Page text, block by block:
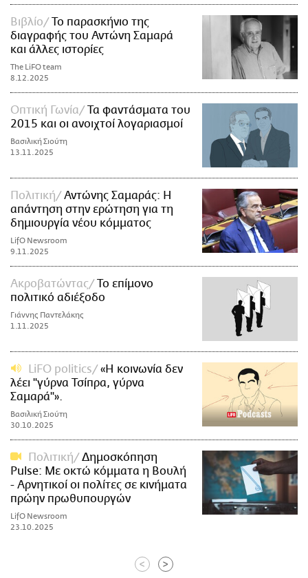
Βιβλίο
Το παρασκήνιο της
διαγραφής του Αντώνη Σαμαρά
και άλλες ιστορίες
The LiFO team
8.12.2025
Οπτική Γωνία
Τα φαντάσματα του
2015 και οι ανοιχτοί λογαριασμοί
Βασιλική Σιούτη
13.11.2025
Πολιτική
Αντώνης Σαμαράς: Η
απάντηση στην ερώτηση για τη
δημιουργία νέου κόμματος
LifO Newsroom
9.11.2025
Ακροβατώντας
Το επίμονο
πολιτικό αδιέξοδο
Γιάννης Παντελάκης
1.11.2025
LiFO politics
«H κοινωνία δεν
λέει "γύρνα Τσίπρα, γύρνα
Σαμαρά"».
Βασιλική Σιούτη
30.10.2025
Πολιτική
Δημοσκόπηση
Pulse: Με οκτώ κόμματα η Βουλή
- Αρνητικοί οι πολίτες σε κινήματα
πρώην πρωθυπουργών
LifO Newsroom
23.10.2025
< >